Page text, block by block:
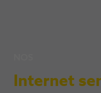
Internet